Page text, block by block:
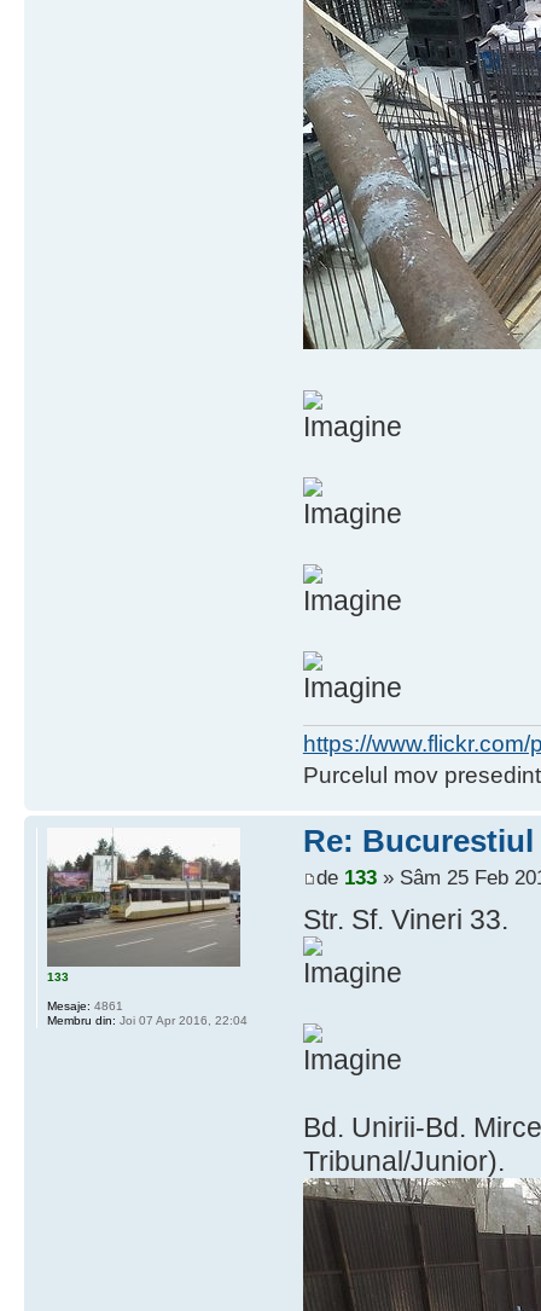
https://
Purcelul mov
Re:
de 133» Sâm 25 Feb
Str. Sf. Vineri 33.
Bd. Unirii-Bd.
Tribunal/Junior).
133
Mesaje: 4861
Membru din: Joi 07 Apr 2016, 22:04